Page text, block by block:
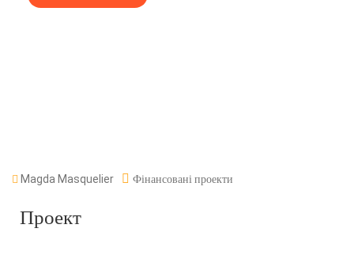
Magda Masquelier Фінансовані проекти
Проект